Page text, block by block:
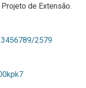
de Extensão.
2579